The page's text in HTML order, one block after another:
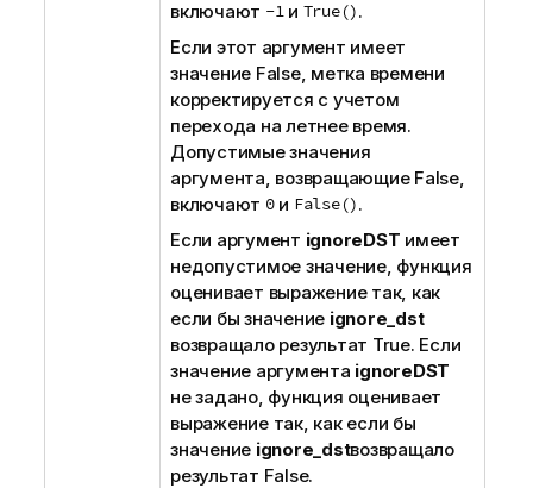
включают -1и True().
Если этот аргумент имеет
значение False, метка времени
корректируется с учетом
перехода на летнее время.
Допустимые значения
аргумента, возвращающие False,
включают 0и False().
Если аргумент ignoreDST имеет
недопустимое значение, функция
оценивает выражение так, как
если бы значение ignore_dst
возвращало результат True. Если
значение аргумента ignoreDST
не задано, функция оценивает
выражение так, как если бы
значение ignore_dstвозвращало
результат False.